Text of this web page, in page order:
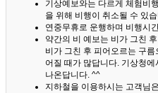
기상예보와는 다르게 체험비
을 위해 비행이 취소될 수 있
연중무휴로 운행하며 비행시
약간의 비 예보는 비가 그친
비가 그친 후 피어오르는 구
어질 때가 많답니다. 기상청에
나온답니다. ^^
지하철을 이용하시는 고객님